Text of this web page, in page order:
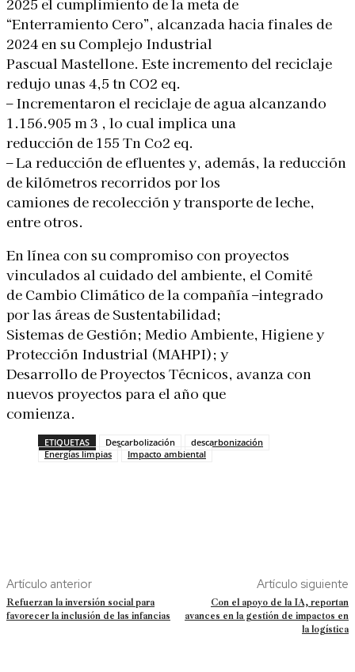
“Enterramiento Cero”, alcanzada hacia finales de
2024 en su Complejo Industrial
Pascual Mastellone. Este incremento del reciclaje
redujo unas 4,5 tn CO2 eq.
– Incrementaron el reciclaje de agua alcanzando
1.156.905 m 3 , lo cual implica una
reducción de 155 Tn Co2 eq.
– La reducción de efluentes y, además, la reducción
de kilómetros recorridos por los
camiones de recolección y transporte de leche,
entre otros.
En línea con su compromiso con proyectos
vinculados al cuidado del ambiente, el Comité
de Cambio Climático de la compañía –integrado
por las áreas de Sustentabilidad;
Sistemas de Gestión; Medio Ambiente, Higiene y
Protección Industrial (MAHPI); y
Desarrollo de Proyectos Técnicos, avanza con
nuevos proyectos para el año que
comienza.
ETIQUETAS Descarbolización
descarbonización
Energías limpias
Impacto ambiental
Artículo anterior
Refuerzan la inversión social para
favorecer la inclusión de las infancias
Artículo siguiente
Con el apoyo de la IA, reportan
avances en la gestión de impactos en
la logística